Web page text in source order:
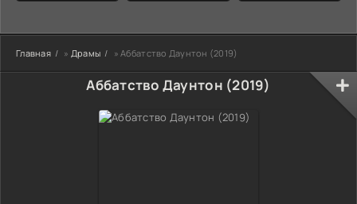
Главная » Драмы » Аббатство Даунтон (2019)
Аббатство Даунтон (2019)